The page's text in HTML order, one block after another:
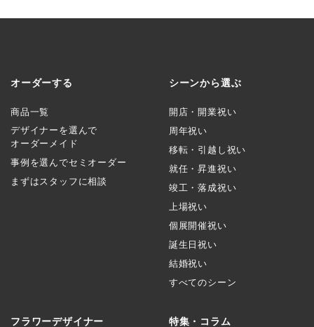
オーダーする
商品一覧
デザイナーを選んで
オーダーメイド
事例を選んでセミオーダー
まずはスタッフに相談
シーンから選ぶ
開店・開業祝い
周年祝い
移転・引越し祝い
就任・昇進祝い
竣工・落成祝い
上場祝い
個展開催祝い
誕生日祝い
結婚祝い
すべてのシーン
フラワーデザイナー 特集・コラム